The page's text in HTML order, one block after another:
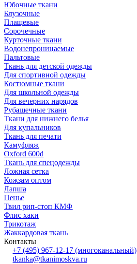
Юбочные ткани
Блузочные
Плащевые
Сорочечные
Курточные ткани
Водонепроницаемые
Пальтовые
Ткань для детской одежды
Для спортивной одежды
Костюмные ткани
Для школьной одежды
Для вечерних нарядов
Рубашечные ткани
Ткани для нижнего белья
Для купальников
Ткань для печати
Камуфляж
Oxford 600d
Ткань для спецодежды
Ложная сетка
Кожзам оптом
Лапша
Пенье
Твил рип-стоп КМФ
Флис хаки
Трикотаж
Жаккардовая ткань
Контакты
+7 (495) 967-12-17 (многоканальный)
tkanka@tkanimoskva.ru